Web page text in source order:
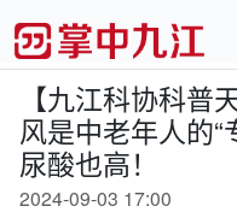
【九江科协科
风是中老年人的“
尿酸也高！
2024-09-03 17:00